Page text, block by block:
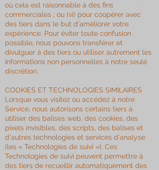
où cela est raisonnable à des fins
commerciales ; ou (vi) pour coopérer avec
des tiers dans le but d'améliorer votre
expérience. Pour éviter toute confusion
possible, nous pouvons transférer et
divulguer à des tiers ou utiliser autrement les
Informations non personnelles à notre seule
discrétion.
COOKIES ET TECHNOLOGIES SIMILAIRES
Lorsque vous visitez ou accédez à notre
Service, nous autorisons certains tiers à
utiliser des balises web, des cookies, des
pixels invisibles, des scripts, des balises et
d'autres technologies et services d'analyse
(les « Technologies de suivi »). Ces
Technologies de suivi peuvent permettre à
des tiers de recueillir automatiquement des